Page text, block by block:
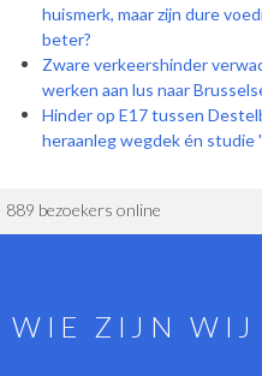
huismerk, maar zijn dure
beter?
Zware verkeershinder
werken aan lus naar
Hinder op E17 tussen
heraanleg wegdek én studie
889 bezoekers online
WIE ZIJN WIJ